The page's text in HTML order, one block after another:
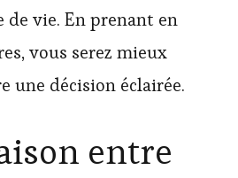
de vie. En prenant en
vous serez mieux
une décision éclairée.
entre